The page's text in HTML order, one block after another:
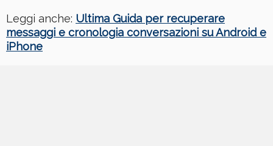
Leggi anche: Ultima Guida per recuperare
messaggi e cronologia conversazioni su Android e
iPhone